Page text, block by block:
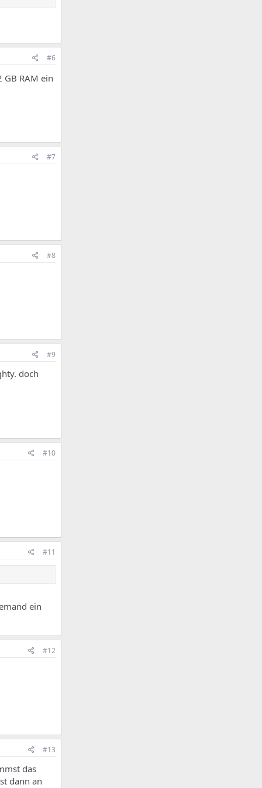
#6
RAM ein
#7
#8
#9
doch
#10
#11
ein
#12
#13
das
dann an